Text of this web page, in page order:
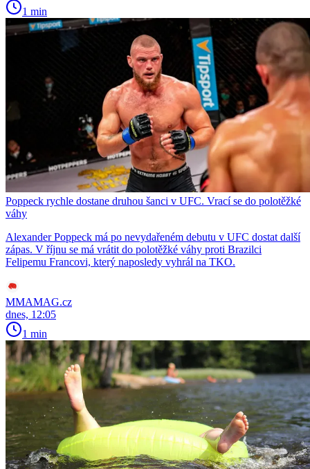
1 min
Poppeck rychle dostane druhou šanci v UFC. Vrací se do polotěžké
váhy
Alexander Poppeck má po nevydařeném debutu v UFC dostat další
zápas. V říjnu se má vrátit do polotěžké váhy proti Brazilci
Felipemu Francovi, který naposledy vyhrál na TKO.
MMAMAG.cz
dnes, 12:05
1 min